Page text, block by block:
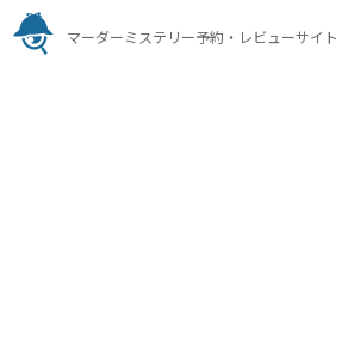
マーダーミステリー予約・レビューサイト